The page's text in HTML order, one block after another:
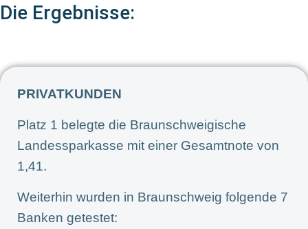
Die Ergebnisse:
PRIVATKUNDEN
Platz 1 belegte die Braunschweigische
Landessparkasse mit einer Gesamtnote von
1,41.
Weiterhin wurden in Braunschweig folgende 7
Banken getestet: